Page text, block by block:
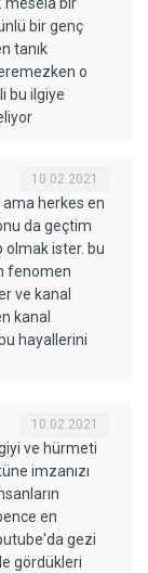
mesela bir
bir genç
tanık
o
bu ilgiye
10.02.2021
herkes en
da geçtim
olmak ister. bu
fenomen
ve kanal
kanal
hayallerini
10.02.2021
ve hürmeti
imzanızı
en
gezi
gördükleri